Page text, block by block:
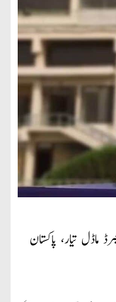
ماڈل تیار، پاکستان